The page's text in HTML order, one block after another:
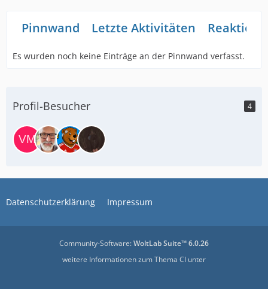
Pinnwand Letzte Aktivitäten
Es wurden noch keine Einträge an der Pinnwand verfasst.
Profil-Besucher 4
Datenschutzerklärung Impressum
Community-Software:WoltLab Suite™ 6.0.26
weitere Informationen zum Thema CI unter